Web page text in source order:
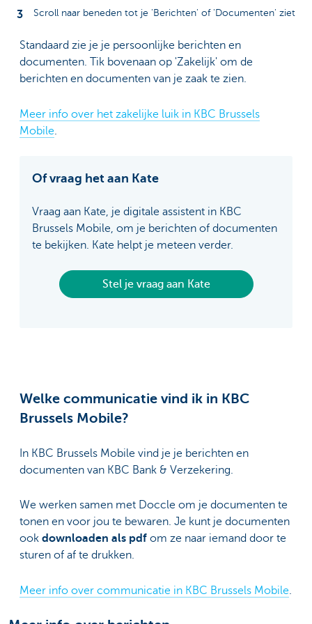
Scroll naar beneden tot je 'Berichten' of 'Documenten' ziet
Standaard zie je je persoonlijke berichten en
documenten. Tik bovenaan op 'Zakelijk' om de
berichten en documenten van je zaak te zien.
Meer info over het zakelijke luik in KBC Brussels
Mobile.
Of vraag het aan Kate
Vraag aan Kate, je digitale assistent in KBC
Brussels Mobile, om je berichten of documenten
te bekijken. Kate helpt je meteen verder.
Stel je vraag aan Kate
Welke communicatie vind ik in KBC
Brussels Mobile?
In KBC Brussels Mobile vind je je berichten en
documenten van KBC Bank & Verzekering.
We werken samen met Doccle om je documenten te
tonen en voor jou te bewaren. Je kunt je documenten
ook downloaden als pdf om ze naar iemand door te
sturen of af te drukken.
Meer info over communicatie in KBC Brussels Mobile.